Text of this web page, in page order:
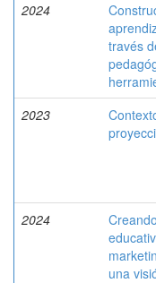
2024
través
2023
2024
una